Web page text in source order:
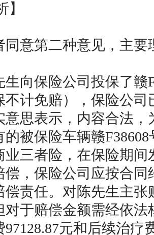
第二种意见，主要
保险公司投保了赣
不计免赔），保险公
意思表示，内容合法，
的被保险车辆赣
业三者险，在保险期间
偿，保险公司应按合
偿责任。对陈先生主
对于赔偿金额需经依法
元和后续治疗